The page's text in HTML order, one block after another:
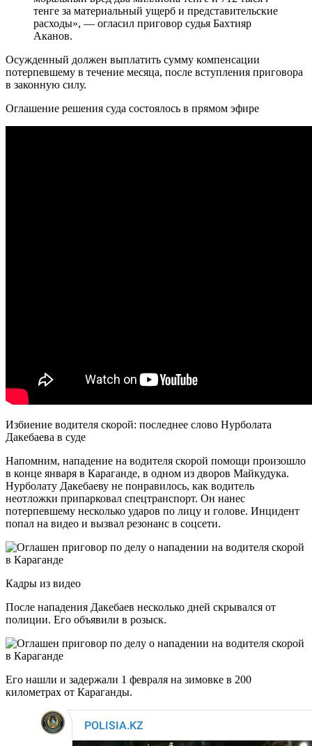
тенге за материальный ущерб и представительские
расходы», — огласил приговор судья Бахтияр
Аканов.
Осужденный должен выплатить сумму компенсации
потерпевшему в течение месяца, после вступления приговора
в законную силу.
Оглашение решения суда состоялось в прямом эфире
Избиение водителя скорой: последнее слово Нурболата
Дакебаева в суде
Напомним, нападение на водителя скорой помощи произошло
в конце января в Караганде, в одном из дворов Майкудука.
Нурболату Дакебаеву не понравилось, как водитель
неотложки припарковал спецтранспорт. Он нанес
потерпевшему несколько ударов по лицу и голове. Инцидент
попал на видео и вызвал резонанс в соцсети.
Кадры из видео
После нападения Дакебаев несколько дней скрывался от
полиции. Его объявили в розыск.
Его нашли и задержали 1 февраля на зимовке в 200
километрах от Караганды.